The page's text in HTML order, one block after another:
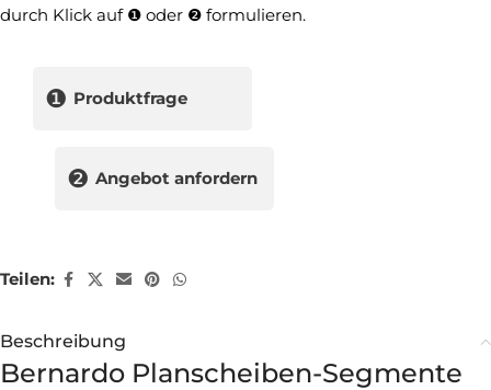
durch Klick auf ❶ oder ❷ formulieren.
❶ Produktfrage
❷ Angebot anfordern
Teilen:
Beschreibung
Bernardo Planscheiben-Segmente